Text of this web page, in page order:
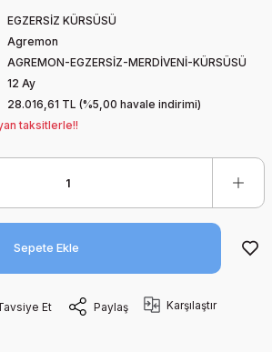
EGZERSİZ KÜRSÜSÜ
Agremon
AGREMON-EGZERSİZ-MERDİVENİ-KÜRSÜSÜ
12 Ay
28.016,61 TL (%5,00 havale indirimi)
taksitlerle!!
Sepete Ekle
Et Paylaş Karşılaştır